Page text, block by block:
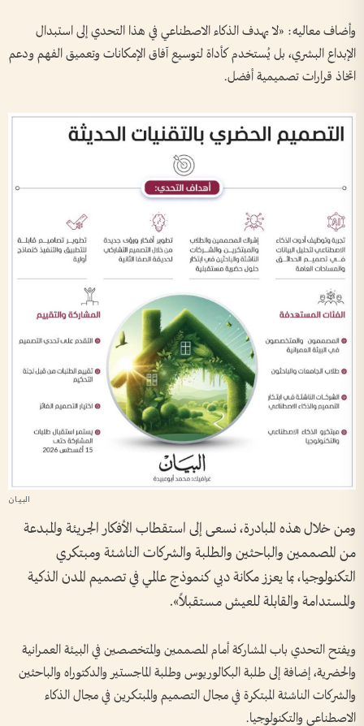
وأضاف معاليه: «لا يهدف الذكاء الاصطناعي في هذا التحدي إلى استبدال
الإبداع البشري، بل يُستخدم كأداة لتوسيع آفاق الإمكانات وتعميق الفهم ودعم
اتخاذ قرارات تصميمية أفضل.
ومن خلال هذه المبادرة، نسعى إلى استقطاب الأفكار الجريئة والمبدعة
من المصممين والباحثين والطلبة والشركات الناشئة ومبتكري
التكنولوجيا، بما يعزز مكانة دبي كنموذج عالمي في تصميم المدن الذكية
والمستدامة والقابلة للعيش مستقبلاً».
ويفتح التحدي باب المشاركة أمام المصممين والمتخصصين في البيئة العمرانية
والحضرية، إضافة إلى طلبة البكالوريوس وطلبة الماجستير والدكتوراه والباحثين
والشركات الناشئة المبتكرة في مجال التصميم والمبتكرين في مجال الذكاء
الاصطناعي والتكنولوجيا.